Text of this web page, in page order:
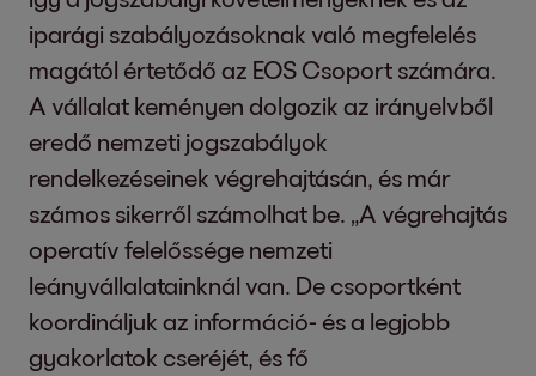
iparági szabályozásoknak való megfelelés
magától értetődő az EOS Csoport számára.
A vállalat keményen dolgozik az irányelvből
eredő nemzeti jogszabályok
rendelkezéseinek végrehajtásán, és már
számos sikerről számolhat be. „A végrehajtás
operatív felelőssége nemzeti
leányvállalatainknál van. De csoportként
koordináljuk az információ- és a legjobb
gyakorlatok cseréjét, és fő